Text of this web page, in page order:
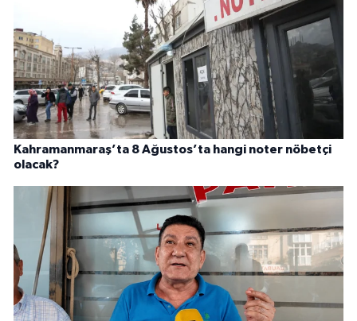
Kahramanmaraş’ta 8 Ağustos’ta hangi noter nöbetçi
olacak?